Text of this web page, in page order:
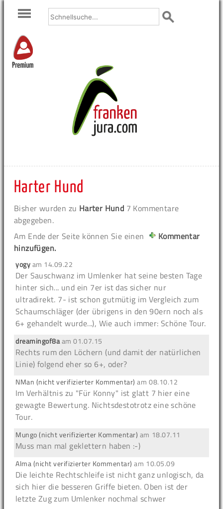
Premium
Harter Hund
Bisher wurden zu Harter Hund 7 Kommentare
abgegeben.
Am Ende der Seite können Sie einen
Kommentar
hinzufügen.
yogyam 14.09.22
Der Sauschwanz im Umlenker hat seine besten Tage
hinter sich... und ein 7er ist das sicher nur
ultradirekt. 7- ist schon gutmütig im Vergleich zum
Schaumschläger (der übrigens in den 90ern noch als
6+ gehandelt wurde...), Wie auch immer: Schöne Tour.
dreamingof8aam01.07.15
Rechts rum den Löchern (und damit der natürlichen
Linie) folgend eher so 6+, oder?
NMan (nicht verifizierter Kommentar) am08.10.12
Im Verhältnis zu "Für Konny" ist glatt 7 hier eine
gewagte Bewertung. Nichtsdestotrotz eine schöne
Tour.
Mungo (nicht verifizierter Kommentar) am 18.07.11
Muss man mal geklettern haben :-)
Alma (nicht verifizierter Kommentar) am 10.05.09
Die leichte Rechtschleife ist nicht ganz unlogisch, da
sich hier die besseren Griffe bieten. Oben ist der
letzte Zug zum Umlenker nochmal schwer